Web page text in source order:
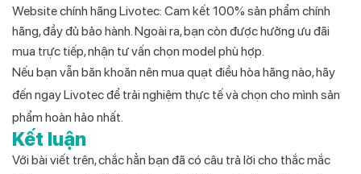
Website chính hãng Livotec: Cam kết 100% sản phẩm chính
hãng, đầy đủ bảo hành. Ngoài ra, bạn còn được hưởng ưu đãi
mua trực tiếp, nhận tư vấn chọn model phù hợp.
Nếu bạn vẫn băn khoăn nên mua quạt điều hòa hãng nào, hãy
đến ngay Livotec để trải nghiệm thực tế và chọn cho mình sản
phẩm hoàn hảo nhất.
Kết luận
Với bài viết trên, chắc hẳn bạn đã có câu trả lời cho thắc mắc